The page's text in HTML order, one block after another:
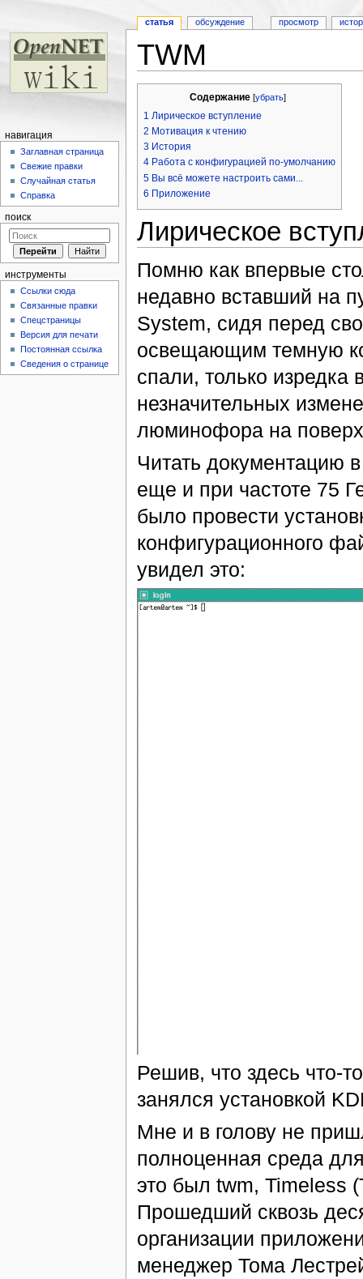
TWM
Содержание [убрать]
1 Лирическое вступление
2 Мотивация к чтению
3 История
4 Работа с конфигурацией по-умолчанию
5 Вы всё можете настроить сами...
6 Приложение
Лирическое
Помню как впервые
недавно вставший на
System, сидя перед
освещающим темную
спали, только изредка
незначительных
люминофора на
Читать документацию
еще и при частоте 75
было провести
конфигурационного
увидел это:
Решив, что здесь что-
занялся установкой
Мне и в голову не
полноценная среда
это был twm, Timeless
Прошедший сквозь
организации
менеджер Тома
статья обсуждение просмотр
навигация
Заглавная страница
Свежие правки
Случайная статья
Справка
поиск
инструменты
Ссылки сюда
Связанные правки
Спецстраницы
Версия для печати
Постоянная ссылка
Сведения о странице